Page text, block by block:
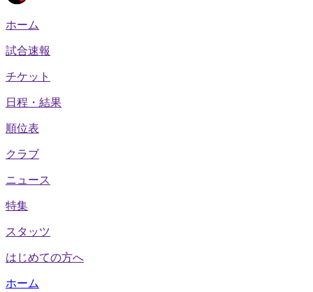
ホーム
試合速報
チケット
日程・結果
順位表
クラブ
ニュース
特集
スタッツ
はじめての方へ
ホーム